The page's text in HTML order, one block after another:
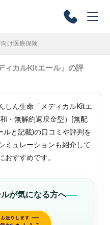
け医療保険
ィカルKitエール」の評
しん生命「メディカルKitエ
・無解約返戻金型）[無配
ルと記載)の口コミや評判を
ミュレーションも紹介して
おすすめです。
が気になる方へ